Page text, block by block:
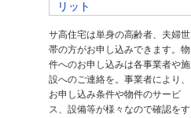
リット
サ高住宅は単身の高齢者、夫婦世
帯の方がお申し込みできます。物
件へのお申し込みは各事業者や施
設へのご連絡を。事業者により、
お申し込み条件や物件のサービ
ス、設備等が様々なので確認をす